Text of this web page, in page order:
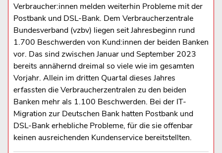
Verbraucher:innen melden weiterhin Probleme mit der
Postbank und DSL-Bank. Dem Verbraucherzentrale
Bundesverband (vzbv) liegen seit Jahresbeginn rund
1.700 Beschwerden von Kund:innen der beiden Banken
vor. Das sind zwischen Januar und September 2023
bereits annähernd dreimal so viele wie im gesamten
Vorjahr. Allein im dritten Quartal dieses Jahres
erfassten die Verbraucherzentralen zu den beiden
Banken mehr als 1.100 Beschwerden. Bei der IT-
Migration zur Deutschen Bank hatten Postbank und
DSL-Bank erhebliche Probleme, für die sie offenbar
keinen ausreichenden Kundenservice bereitstellten.